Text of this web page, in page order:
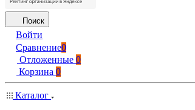
Поиск
Войти
Сравнение0
Отложенные 0
Корзина 0
Каталог